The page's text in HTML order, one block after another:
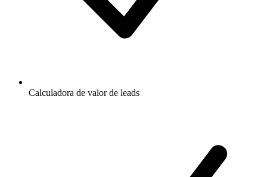
Calculadora de valor de leads